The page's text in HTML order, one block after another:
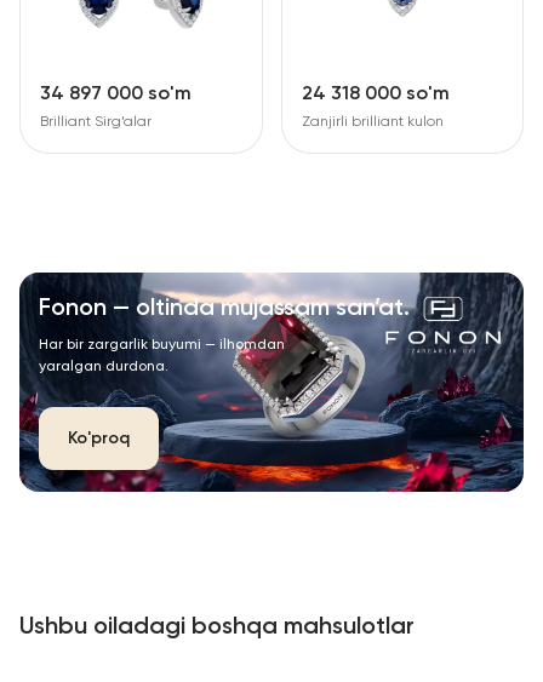
34 897 000 so'm
Brilliant Sirg‘alar
24 318 000 so'm
Zanjirli brilliant kulon
Fonon — oltinda mujassam san’at.
Har bir zargarlik buyumi — ilhomdan
yaralgan durdona.
Ko'proq
Ushbu oiladagi boshqa mahsulotlar